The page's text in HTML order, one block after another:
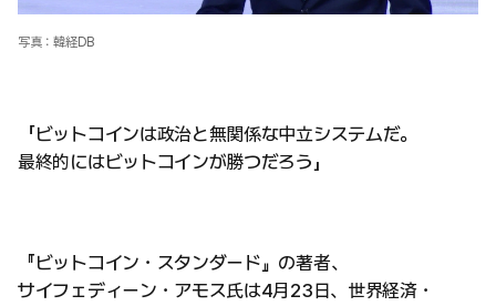
写真：韓経DB
「ビットコインは政治と無関係な中立システムだ。
最終的にはビットコインが勝つだろう」
『ビットコイン・スタンダード』の著者、
サイフェディーン・アモス氏は4月23日、世界経済・